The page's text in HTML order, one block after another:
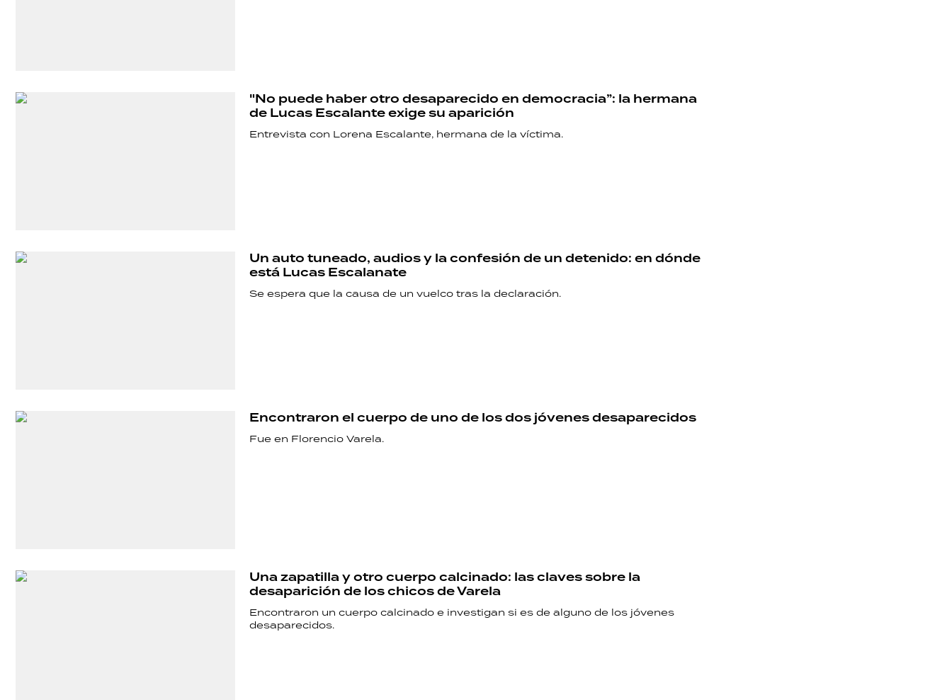
"No puede haber otro desaparecido en democracia”: la hermana
de Lucas Escalante exige su aparición
Entrevista con Lorena Escalante, hermana de la víctima.
Un auto tuneado, audios y la confesión de un detenido: en dónde
está Lucas Escalanate
Se espera que la causa de un vuelco tras la declaración.
Encontraron el cuerpo de uno de los dos jóvenes desaparecidos
Fue en Florencio Varela.
Una zapatilla y otro cuerpo calcinado: las claves sobre la
desaparición de los chicos de Varela
Encontraron un cuerpo calcinado e investigan si es de alguno de los jóvenes
desaparecidos.
ACTUALIDAD
GRAN
DEPORTES
TECNOLOGÍA
Seguinos